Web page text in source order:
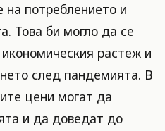
на потреблението и
Това би могло да се
растеж и
след пандемията. В
цени могат да
и да доведат до